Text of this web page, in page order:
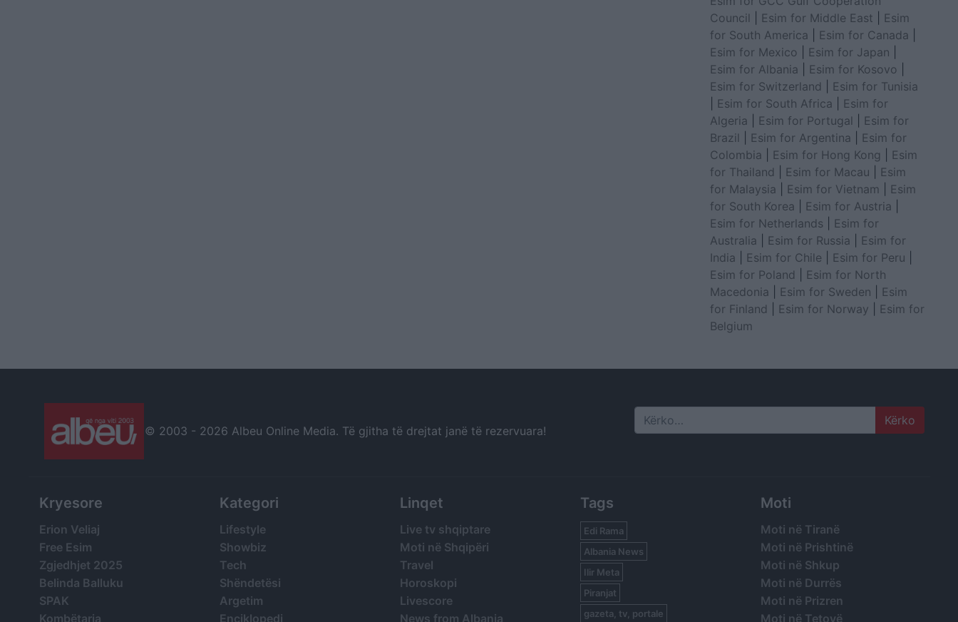
Council
Esim for Middle East
Esim
for South America
Esim for Canada
Esim for Mexico
Esim for Japan
Esim for Albania
Esim for Kosovo
Esim for Switzerland
Esim for Tunisia
Esim for South Africa
Esim for
Algeria
Esim for Portugal
Esim for
Brazil
Esim for Argentina
Esim for
Colombia
Esim for Hong Kong
Esim
for Thailand
Esim for Macau
Esim
for Malaysia
Esim for Vietnam
Esim
for South Korea
Esim for Austria
Esim for Netherlands
Esim for
Australia
Esim for Russia
Esim for
India
Esim for Chile Esim for Peru
Esim for Poland
Esim for North
Macedonia
Esim for Sweden
Esim
for Finland
Esim for Norway
Esim for
Belgium
© 2003 - 2026 Albeu Online Media. Të gjitha të drejtat janë të rezervuara! Search
Kryesore
Erion Veliaj
Free Esim
Zgjedhjet 2025
Belinda Balluku
SPAK
Kombëtarja
Kategori
Lifestyle
Showbiz
Tech
Shëndetësi
Argetim
Enciklopedi
Linqet
Live tv shqiptare
Moti në Shqipëri
Travel
Horoskopi
Livescore
News from Albania
Tags
Edi Rama
Albania News
Ilir Meta
Piranjat
gazeta, tv, portale
Moti
Moti në Tiranë
Moti në Prishtinë
Moti në Shkup
Moti në Durrës
Moti në Prizren
Moti në Tetovë